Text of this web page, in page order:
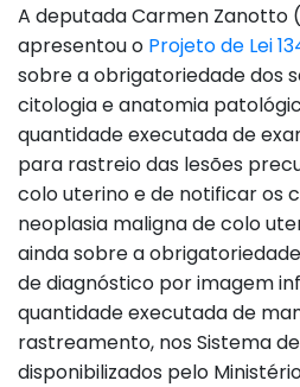
A deputada Carmen Zanotto
apresentou o Projeto de Lei
sobre a obrigatoriedade dos
citologia e anatomia
quantidade executada de
para rastreio das lesões
colo uterino e de notificar os
neoplasia maligna de colo
ainda sobre a
de diagnóstico por imagem
quantidade executada de
rastreamento, nos Sistema
disponibilizados pelo